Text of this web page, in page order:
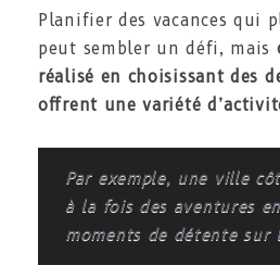
Planifier des vacances qui
peut sembler un défi, mais
réalisé en choisissant des
offrent une variété
Par exemple, une ville
à la fois des aventures
moments de détente sur